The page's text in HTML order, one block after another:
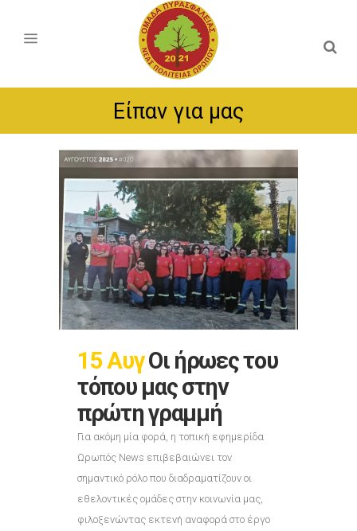
Είπαν για μας
15 ΑυγΟι ήρωες του
τόπου μας στην
πρώτη γραμμή
Για ακόμη μία φορά, η τοπική εφημερίδα
Ωρωπός News επιβεβαιώνει τον
σημαντικό ρόλο που διαδραματίζουν οι
εθελοντικές ομάδες στην κοινωνία μας,
φιλοξενώντας εκτενή αναφορά στο έργο